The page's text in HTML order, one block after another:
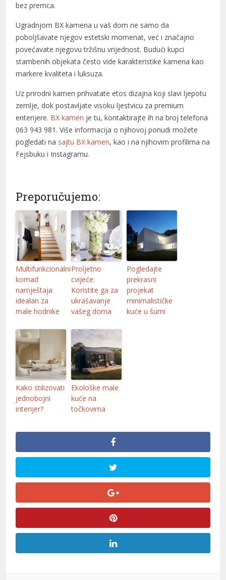
bez premca.
Ugradnjom BX kamena u vaš dom ne samo da
poboljšavate njegov estetski momenat, već i značajno
povećavate njegovu tržišnu vrijednost. Budući kupci
stambenih objekata često vide karakteristike kamena kao
markere kvaliteta i luksuza.
Uz prirodni kamen prihvatate etos dizajna koji slavi ljepotu
zemlje, dok postavljate visoku ljestvicu za premium
enterijere. BX kamen je tu, kontaktirajte ih na broj telefona
063 943 981. Više informacija o njihovoj ponudi možete
pogledati na sajtu BX kamen, kao i na njihovim profilima na
Fejsbuku i Instagramu.
Preporučujemo:
Multifunkcionalni
komad
namještaja
idealan za
male hodnike
Proljetno
cvijeće:
Koristite ga za
ukrašavanje
vašeg doma
Pogledajte
prekrasni
projekat
minimalističke
kuće u šumi
Kako stilizovati
jednobojni
interijer?
Ekološke male
kuće na
točkovima